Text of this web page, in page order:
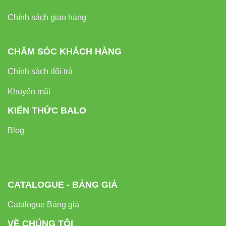
Nhà hàng, khách sạn:
Việc lắp đặt AT16.BLE vô cùng đơn giản, phù hợp với cả những
người không có kinh nghiệm kỹ thuật:
90mm)
Chính sách giao hàng
CHĂM SÓC KHÁCH HÀNG
Chính sách đổi trả
Khuyến mãi
KIẾN THỨC BALO
Blog
CATALOGUE - BẢNG GIÁ
Catalogue Bảng giá
VỀ CHÚNG TÔI